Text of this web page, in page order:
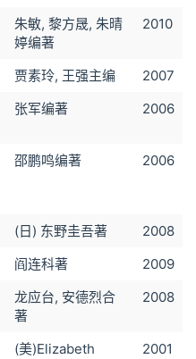
朱敏, 黎方晟, 朱晴
婷编著
2010
贾素玲, 王强主编
2007
张军编著 2006
邵鹏鸣编著 2006
(日) 东野圭吾著
2008
阎连科著
2009
龙应台, 安德烈合
著
2008
(美)Elizabeth
2001